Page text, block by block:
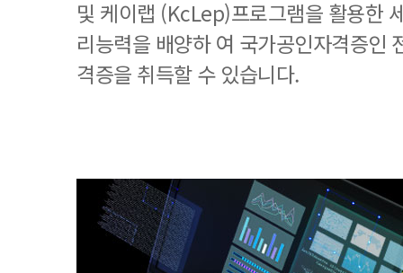
및 케이랩 (KcLep)프로그램을 활용한
리능력을 배양하 여 국가공인자격증인
격증을 취득할 수 있습니다.